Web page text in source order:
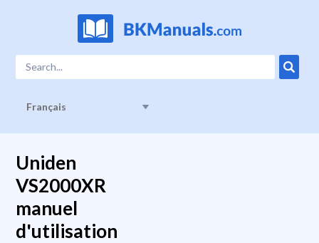
Français
Uniden
VS2000XR
manuel
d'utilisation